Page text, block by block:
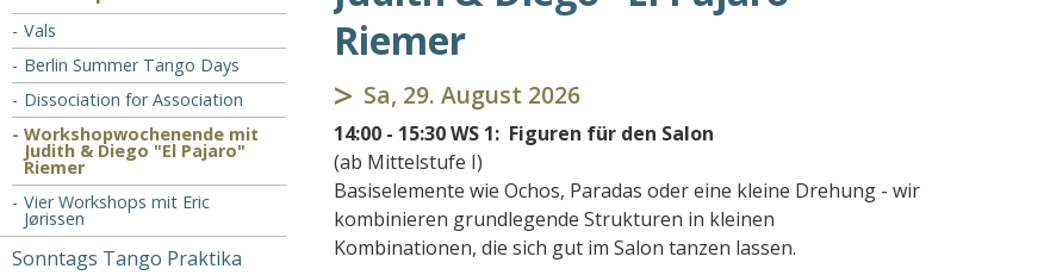
Riemer
Sa, 29. August 2026
14:00 - 15:30 WS 1: Figuren für den Salon
(ab Mittelstufe I)
Basiselemente wie Ochos, Paradas oder eine kleine Drehung - wir
kombinieren grundlegende Strukturen in kleinen
Kombinationen, die sich gut im Salon tanzen lassen.
Vals
Berlin Summer Tango Days
Dissociation for Association
Workshopwochenende mit
Judith & Diego "El Pajaro"
Riemer
Vier Workshops mit Eric
Jørissen
Sonntags Tango Praktika